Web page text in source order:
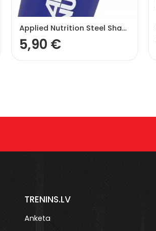
Applied Nutrition Steel Shaker, zils – 750 ml
5,90 €
TRENINS.LV
Anketa